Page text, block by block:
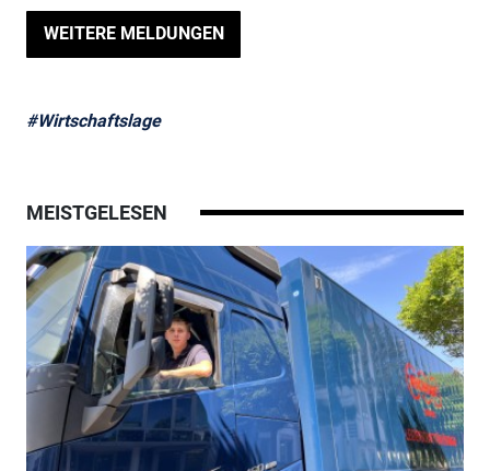
WEITERE MELDUNGEN
#Wirtschaftslage
MEISTGELESEN